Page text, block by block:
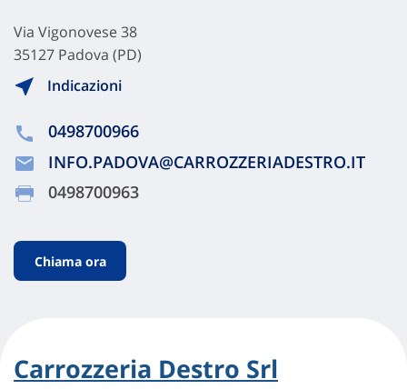
Via Vigonovese 38
35127 Padova (PD)
Indicazioni
0498700966
INFO.PADOVA@CARROZZERIADESTRO.IT
0498700963
Chiama ora
Carrozzeria Destro Srl